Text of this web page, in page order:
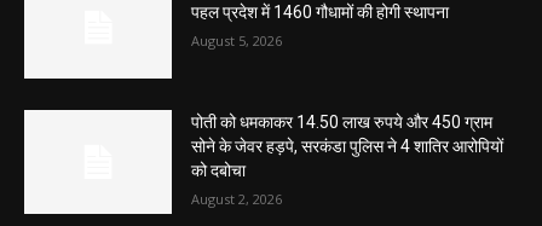
पहल प्रदेश में 1460 गौधामों की होगी स्थापना
August 5, 2026
पोती को धमकाकर 14.50 लाख रुपये और 450 ग्राम
सोने के जेवर हड़पे, सरकंडा पुलिस ने 4 शातिर आरोपियों
को दबोचा
August 2, 2026